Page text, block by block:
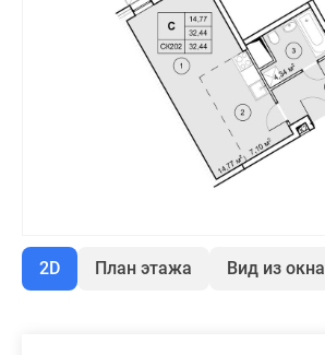
2D План этажа Вид из окна